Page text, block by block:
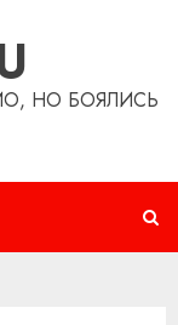
НО БОЯЛИСЬ